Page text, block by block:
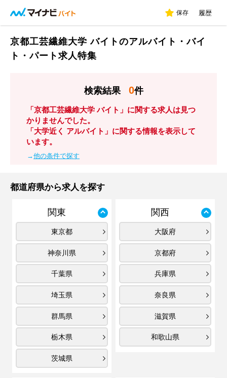
保存 履歴
京都工芸繊維大学 バイトのアルバイト・バイ
ト・パート求人特集
検索結果 0件
「京都工芸繊維大学 バイト」に関する求人は見つ
かりませんでした。
「大学近く アルバイト」に関する情報を表示して
います。
→他の条件で探す
都道府県から求人を探す
関東
東京都
神奈川県
千葉県
埼玉県
群馬県
栃木県
茨城県
関西
大阪府
京都府
兵庫県
奈良県
滋賀県
和歌山県